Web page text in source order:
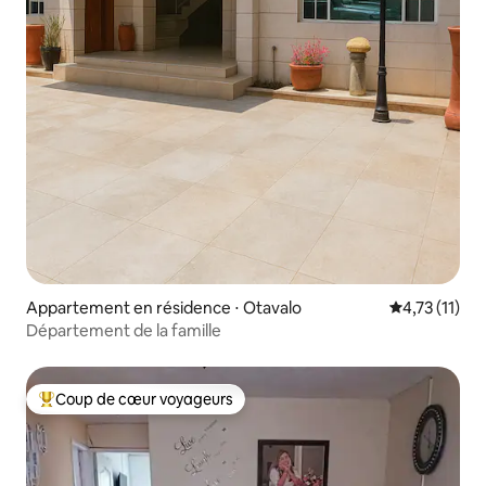
Appartement en résidence ⋅ Otavalo Évaluation
4,73 (11)
Département de la famille
Coups de cœur voyageurs les plus appréciés
Coup de cœur voyageurs